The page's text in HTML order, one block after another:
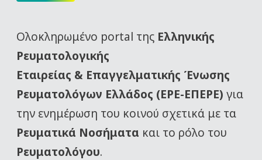
Oλοκληρωμένο portal της Ελληνικής
Ρευματολογικής
Εταιρείας & Επαγγελματικής Ένωσης
Ρευματολόγων Ελλάδος (ΕΡΕ-ΕΠΕΡΕ) για
την ενημέρωση του κοινού σχετικά με τα
Ρευματικά Νοσήματα και το ρόλο του
Ρευματολόγου.